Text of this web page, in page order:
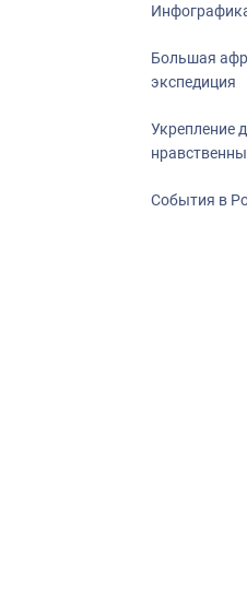
Большая
экспедиция
Укрепление
События в